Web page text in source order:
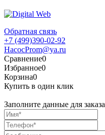
Обратная связь
+7 (499)390-02-92
HacocProm@ya.ru
Сравнение0
Избранное0
Корзина0
Купить в один клик
Заполните данные для заказа